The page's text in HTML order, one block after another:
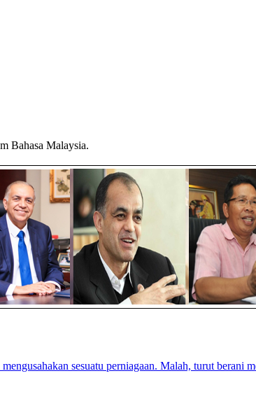
Bahasa Malaysia.
sesuatu perniagaan. Malah, turut berani